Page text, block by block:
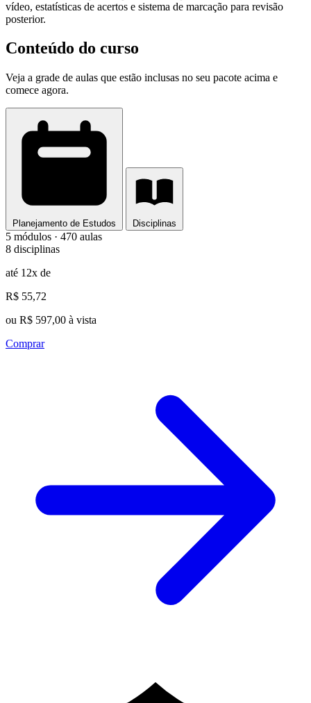
vídeo, estatísticas de acertos e sistema de marcação para revisão
posterior.
Conteúdo do curso
Veja a grade de aulas que estão inclusas no seu pacote acima e
comece agora.
Planejamento de Estudos Disciplinas
5 módulos · 470 aulas
8 disciplinas
até 12x de
R$ 55,72
ou R$ 597,00 à vista
Comprar